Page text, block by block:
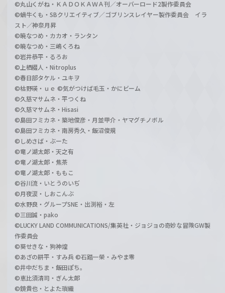
©丸山くがね・ＫＡＤＯＫＡＷＡ刊／オーバーロード2製作委員会
©蝸牛くも・SBクリエイティブ／ゴブリンスレイヤー製作委員会 イラ
スト／神奈月昇
©暁なつめ・カカオ・ランタン
©暁なつめ・三嶋くろね
©岩井恭平・るろお
©上栖綴人・Nitroplus
©春日部タケル・ユキヲ
©枯野瑛・ｕｅ ©気がつけば毛玉・かにビーム
©久慈マサムネ・平つくね
©久慈マサムネ・Hisasi
©島田フミカネ・築地俊彦・月並甲介・ヤマグチノボル
©島田フミカネ・南房秀久・飯沼俊規
©しめさば・ぶーた
©竜ノ湖太郎・天之有
©竜ノ湖太郎・焦茶
©竜ノ湖太郎・ももこ
©谷川流・いとうのいぢ
©月夜涙・しおこんぶ
©水野良・グループSNE・出渕裕・左
©三田誠・pako
©LUCKY LAND COMMUNICATIONS/集英社・ジョジョの奇妙な冒険GW製
作委員会
©葵せきな・狗神煌
©あざの耕平・すみ兵 ©石踏一榮・みやま零
©井中だちま・飯田ぽち。
©恵比須清司・ぎん太郎
©鏡貴也・とよた瑣織